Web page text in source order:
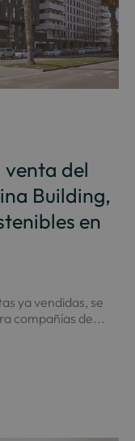
del
Building,
en
ya vendidas, se
compañías de...